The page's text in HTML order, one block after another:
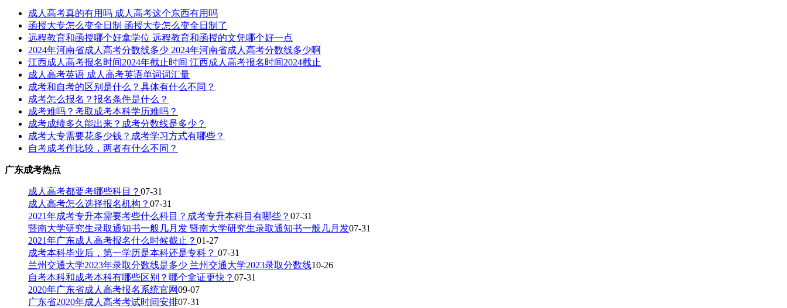
成人高考真的有用吗 成人高考这个东西有用吗
函授大专怎么变全日制 函授大专怎么变全日制了
远程教育和函授哪个好拿学位 远程教育和函授的文凭哪个好一点
2024年河南省成人高考分数线多少 2024年河南省成人高考分数线多少啊
江西成人高考报名时间2024年截止时间 江西成人高考报名时间2024截止
成人高考英语 成人高考英语单词词汇量
成考和自考的区别是什么？具体有什么不同？
成考怎么报名？报名条件是什么？
成考难吗？考取成考本科学历难吗？
成考成绩多久能出来？成考分数线是多少？
成考大专需要花多少钱？成考学习方式有哪些？
自考成考作比较，两者有什么不同？
广东成考热点
成人高考都要考哪些科目？ 07-31
成人高考怎么选择报名机构？ 07-31
2021年成考专升本需要考些什么科目？成考专升本科目有哪些？ 07-31
暨南大学研究生录取通知书一般几月发 暨南大学研究生录取通知书一般几月发07-31
2021年广东成人高考报名什么时候截止？ 01-27
成考本科毕业后，第一学历是本科还是专科？ 07-31
兰州交通大学2023年录取分数线是多少 兰州交通大学2023录取分数线10-26
自考本科和成考本科有哪些区别？哪个拿证更快？ 07-31
2020年广东省成人高考报名系统官网09-07
广东省2020年成人高考考试时间安排07-31